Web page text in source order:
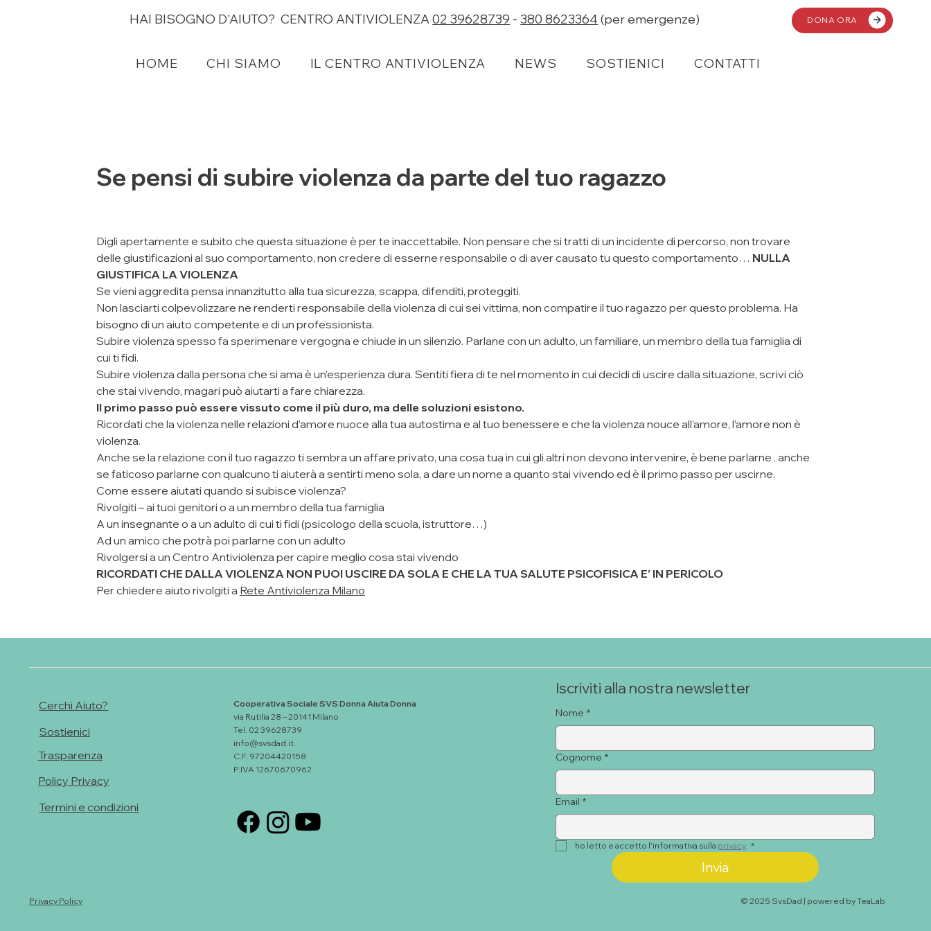
HAI BISOGNO D'AIUTO? CENTRO ANTIVIOLENZA02 39628739 -380 8623364 (per emergenze) DONA ORA
HOME CHI SIAMO IL CENTRO ANTIVIOLENZA NEWS SOSTIENICI CONTATTI
HOME CHI SIAMO IL CENTRO ANTIVIOLENZA NEWS SOSTIENICI CONTATTI
Se pensi di subire violenza da parte del tuo ragazzo
Digli apertamente e subito che questa situazione è per te inaccettabile. Non pensare che si tratti di un incidente di percorso, non trovare
delle giustificazioni al suo comportamento, non credere di esserne responsabile o di aver causato tu questo comportamento… NULLA
GIUSTIFICA LA VIOLENZA
Se vieni aggredita pensa innanzitutto alla tua sicurezza, scappa, difenditi, proteggiti.
Non lasciarti colpevolizzare ne renderti responsabile della violenza di cui sei vittima, non compatire il tuo ragazzo per questo problema. Ha
bisogno di un aiuto competente e di un professionista.
Subire violenza spesso fa sperimenare vergogna e chiude in un silenzio. Parlane con un adulto, un familiare, un membro della tua famiglia di
cui ti fidi.
Subire violenza dalla persona che si ama è un’esperienza dura. Sentiti fiera di te nel momento in cui decidi di uscire dalla situazione, scrivi ciò
che stai vivendo, magari può aiutarti a fare chiarezza.
Il primo passo può essere vissuto come il più duro, ma delle soluzioni esistono.
Ricordati che la violenza nelle relazioni d’amore nuoce alla tua autostima e al tuo benessere e che la violenza nouce all’amore, l’amore non è
violenza.
Anche se la relazione con il tuo ragazzo ti sembra un affare privato, una cosa tua in cui gli altri non devono intervenire, è bene parlarne . anche
se faticoso parlarne con qualcuno ti aiuterà a sentirti meno sola, a dare un nome a quanto stai vivendo ed è il primo passo per uscirne.
Come essere aiutati quando si subisce violenza?
Rivolgiti – ai tuoi genitori o a un membro della tua famiglia
A un insegnante o a un adulto di cui ti fidi (psicologo della scuola, istruttore…)
Ad un amico che potrà poi parlarne con un adulto
Rivolgersi a un Centro Antiviolenza per capire meglio cosa stai vivendo
RICORDATI CHE DALLA VIOLENZA NON PUOI USCIRE DA SOLA E CHE LA TUA SALUTE PSICOFISICA E’ IN PERICOLO
Per chiedere aiuto rivolgiti a Rete Antiviolenza Milano
Cerchi Aiuto?
Sostienici
Trasparenza
Policy Privacy
Termini e condizioni
Cooperativa Sociale SVS Donna Aiuta Donna
via Rutilia 28 – 20141 Milano
Tel. 02 39628739
info@svsdad.it
C.F. 97204420158
P.IVA 12670670962
Iscriviti alla nostra newsletter
Nome *
Cognome *
Email *
ho letto e accetto l'informativa sulla privacy. *
Invia
Privacy Policy © 2025 SvsDad | powered by TeaLab